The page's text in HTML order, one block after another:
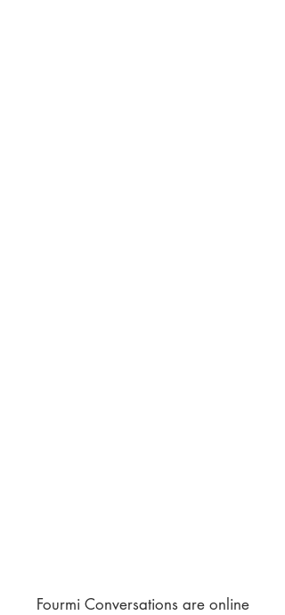
Fourmi Conversations are online